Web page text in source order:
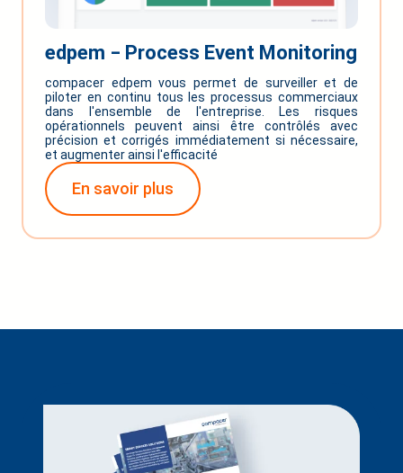
edpem ‒ Process Event Monitoring
compacer edpem vous permet de surveiller et de
piloter en continu tous les processus commerciaux
dans l'ensemble de l'entreprise. Les risques
opérationnels peuvent ainsi être contrôlés avec
précision et corrigés immédiatement si nécessaire,
et augmenter ainsi l'efficacité
En savoir plus